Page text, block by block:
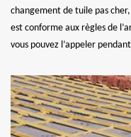
changement de tuile pas
est conforme aux règles de
vous pouvez l’appeler